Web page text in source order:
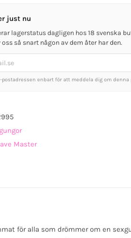
just nu
lagerstatus dagligen hos 18 svenska
oss så snart någon av dem åter har den.
postadressen enbart för att meddela dig om
Master
för alla som drömmer om en